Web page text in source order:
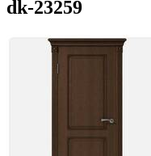
dk-23259